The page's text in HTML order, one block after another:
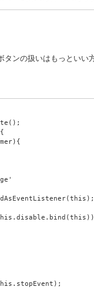
ンの扱いはもっとい